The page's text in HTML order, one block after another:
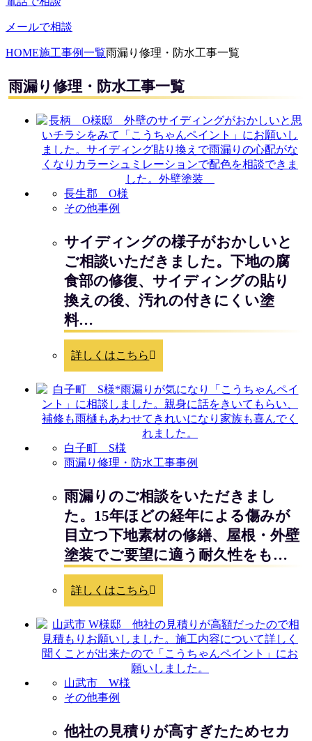
メールで相談
HOME施工事例一覧雨漏り修理・防水工事一覧
雨漏り修理・防水工事一覧
長生郡 O様
その他事例
サイディングの様子がおかしいと
ご相談いただきました。下地の腐
食部の修復、サイディングの貼り
換えの後、汚れの付きにくい塗
料…
詳しくはこちら
白子町 S様
雨漏り修理・防水工事事例
雨漏りのご相談をいただきまし
た。15年ほどの経年による傷みが
目立つ下地素材の修繕、屋根・外壁
塗装でご要望に適う耐久性をも…
詳しくはこちら
山武市 W様
その他事例
他社の見積りが高すぎたためセカ